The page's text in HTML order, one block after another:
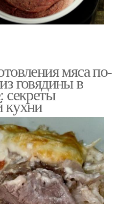
мяса по-
говядины в
секреты
кухни